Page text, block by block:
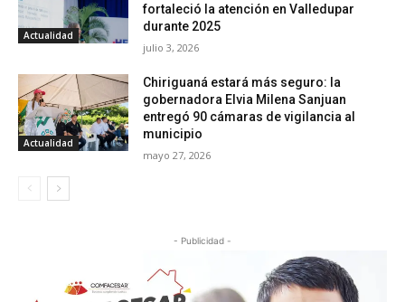
Actualidad
fortaleció la atención en Valledupar
durante 2025
julio 3, 2026
Actualidad
Chiriguaná estará más seguro: la
gobernadora Elvia Milena Sanjuan
entregó 90 cámaras de vigilancia al
municipio
mayo 27, 2026
- Publicidad -